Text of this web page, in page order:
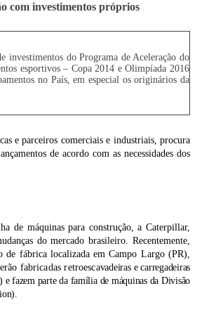
com investimentos próprios
investimentos do Programa de Aceleração do
esportivos – Copa 2014 e Olimpíada 2016
no País, em especial os originários da
e parceiros comerciais e industriais, procura
de acordo com as necessidades dos
de máquinas para construção, a Caterpillar,
do mercado brasileiro. Recentemente,
de fábrica localizada em Campo Largo (PR),
fabricadas retroescavadeiras e carregadeiras
e fazem parte da família de máquinas da Divisão